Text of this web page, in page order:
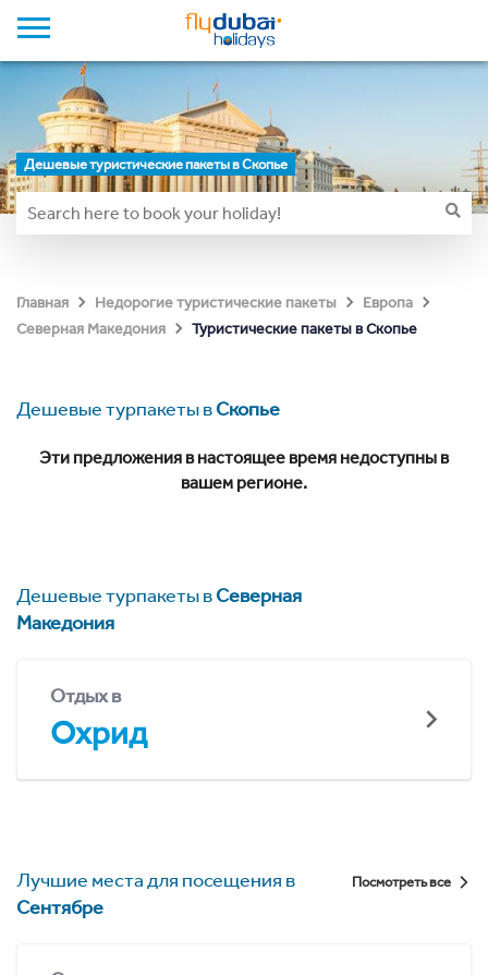
Дешевые туристические пакеты в Скопье
Главная Недорогие туристические пакеты
Европа
Северная Македония
Туристические пакеты в Скопье
Дешевые турпакеты вСкопье
Эти предложения в настоящее время недоступны в
вашем регионе.
Дешевые турпакеты вСеверная
Македония
Отдых в
Охрид
Лучшие места для посещения в
Сентябре
Посмотреть все